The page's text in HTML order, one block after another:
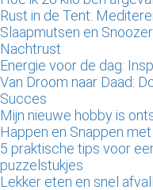
Rust in de Tent:
Slaapmutsen en
Nachtrust
Energie voor de dag:
Van Droom naar Daad:
Succes
Mijn nieuwe hobby is
Happen en Snappen
5 praktische tips voor
puzzelstukjes
Lekker eten en snel